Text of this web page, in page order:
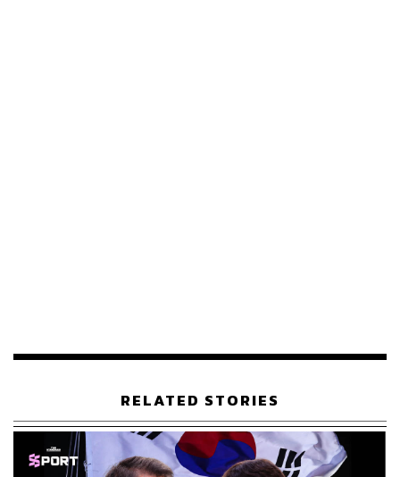
ห้องประชุมวุฒิสภา และประจันหน้ากับเจ้าหน้าที่ที่ต้อง
ใช้ปืนขู่เพื่อไม่ให้บุกเข้าไปในที่ประชุมสภาผู้แทน
ราษฎร
ตำรวจใช้เวลากว่า 4 ชั่วโมงเพื่อควบคุมสถานการณ์
RELATED STORIES